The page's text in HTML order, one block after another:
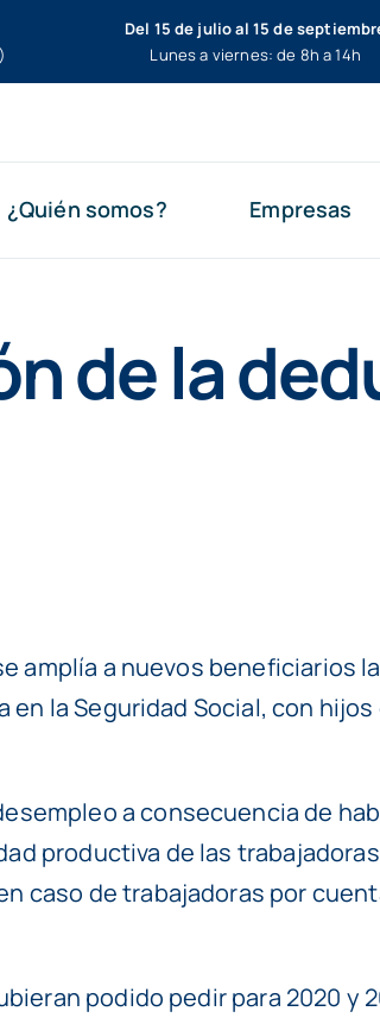
Del 15 de julio al 15 de
Lunes a viernes: de 8h a 14h
¿Quién somos? Empresas
de la
amplía a nuevos beneficiarios
la Seguridad Social, con
a consecuencia de
productiva de las
caso de trabajadoras por
podido pedir para 2020 y